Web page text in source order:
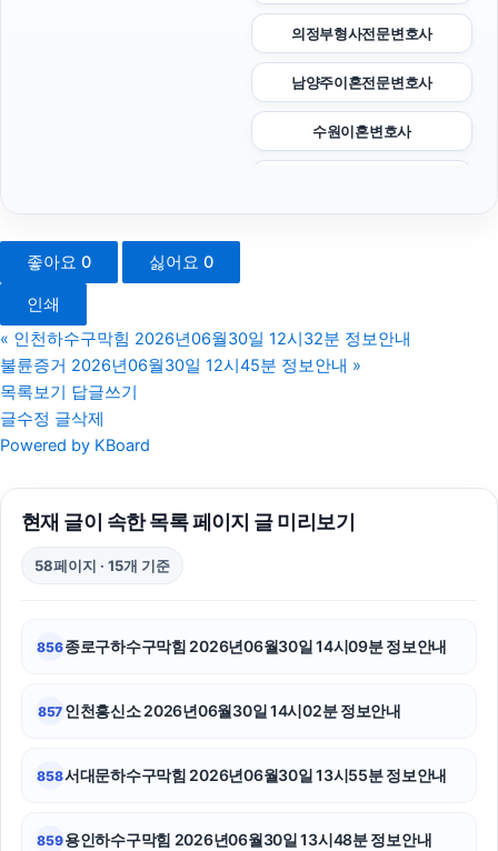
의정부형사전문변호사
남양주이혼전문변호사
수원이혼변호사
동탄피부과
부천이혼전문변호사
일산한의원
용인변호사
좋아요 0 싫어요 0
인쇄
« 인천하수구막힘 2026년06월30일 12시32분 정보안내
불륜증거 2026년06월30일 12시45분 정보안내 »
목록보기 답글쓰기
글수정 글삭제
Powered by KBoard
현재 글이 속한 목록 페이지 글 미리보기
58페이지 · 15개 기준
856종로구하수구막힘 2026년06월30일 14시09분 정보안내
857 인천흥신소 2026년06월30일 14시02분 정보안내
858서대문하수구막힘 2026년06월30일 13시55분 정보안내
859용인하수구막힘 2026년06월30일 13시48분 정보안내